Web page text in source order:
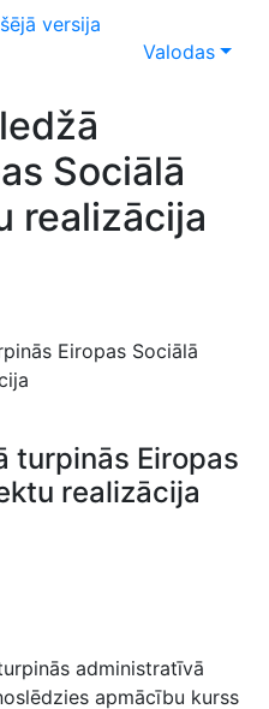
versija
Valodas
Sociālā
realizācija
Eiropas Sociālā
turpinās Eiropas
realizācija
administratīvā
apmācību kurss